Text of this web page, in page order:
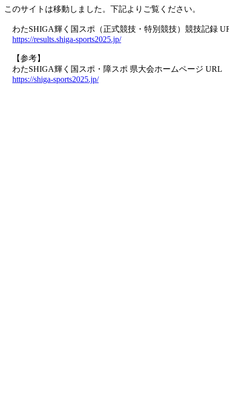
このサイトは移動しました。下記よりご覧ください。
わたSHIGA輝く国スポ（正式競技・特別競技）競技記録
https://results.shiga-sports2025.jp/
【参考】
わたSHIGA輝く国スポ・障スポ 県大会ホームページ URL
https://shiga-sports2025.jp/